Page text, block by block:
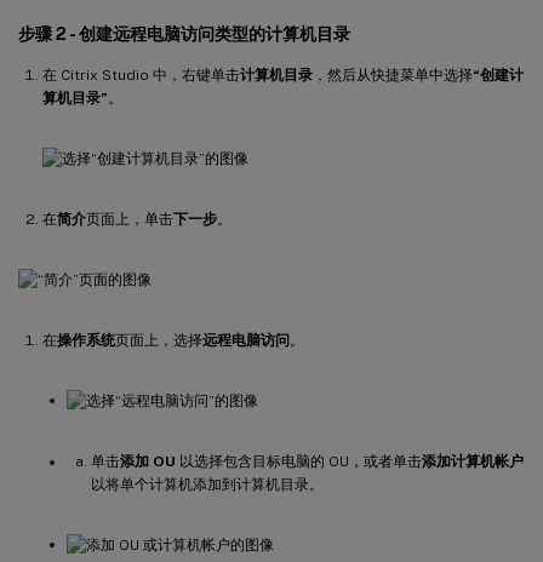
步骤 2 - 创建远程电脑访问类型的计算机目录
在 Citrix Studio 中，右键单击计算机目录 ，然后从快捷菜单中选择“创建计
算机目录” 。
在简介页面上，单击下一步。
在操作系统页面上，选择远程电脑访问。
单击添加 OU 以选择包含目标电脑的 OU，或者单击添加计算机帐户
以将单个计算机添加到计算机目录。